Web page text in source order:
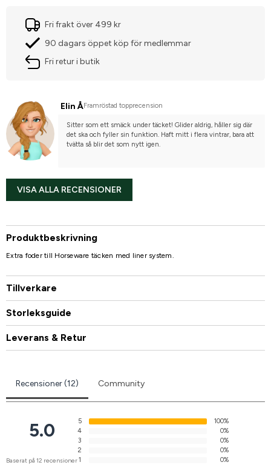
Fri frakt över 499 kr
90 dagars öppet köp för medlemmar
Fri retur i butik
Elin ÅFramröstad topprecension
Sitter som ett smäck under täcket! Glider aldrig, håller sig där
det ska och fyller sin funktion. Haft mitt i flera vintrar, bara att
tvätta så blir det som nytt igen.
VISA ALLA RECENSIONER
Produktbeskrivning
Extra foder till Horseware täcken med liner system.
Tillverkare
Storleksguide
Leverans & Retur
Recensioner (12) Community
5.0
Baserat på 12 recensioner
5
100%
4
0%
3
0%
2
0%
1
0%